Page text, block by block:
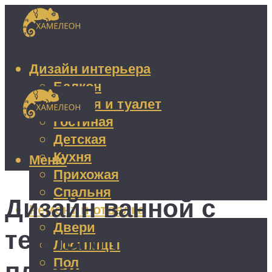
Дизайн интерьера
Балкон
Ванная и туалет
Гостиная
Детская
Кухня
Прихожая
Спальня
Ремонт и отделка
Двери
Лестницы
Пол
Меню
Дизайн ванной с
теплым полом под